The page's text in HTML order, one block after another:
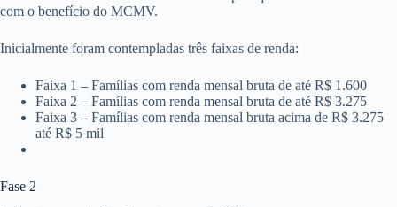
com o benefício do MCMV.
Inicialmente foram contempladas três faixas de renda:
Faixa 1 – Famílias com renda mensal bruta de até R$ 1.600
Faixa 2 – Famílias com renda mensal bruta de até R$ 3.275
Faixa 3 – Famílias com renda mensal bruta acima de R$ 3.275
até R$ 5 mil
Fase 2